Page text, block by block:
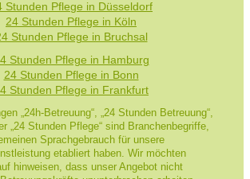
Stunden Pflege in Düsseldorf
24 Stunden Pflege in Köln
Stunden Pflege in Bruchsal
Stunden Pflege in Hamburg
24 Stunden Pflege in Bonn
Stunden Pflege in Frankfurt
„24h-Betreuung“, „24 Stunden Betreuung“,
„24 Stunden Pflege“ sind Branchenbegriffe,
Sprachgebrauch für unsere
etabliert haben. Wir möchten
hinweisen, dass unser Angebot nicht